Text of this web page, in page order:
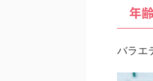
年
バラエ